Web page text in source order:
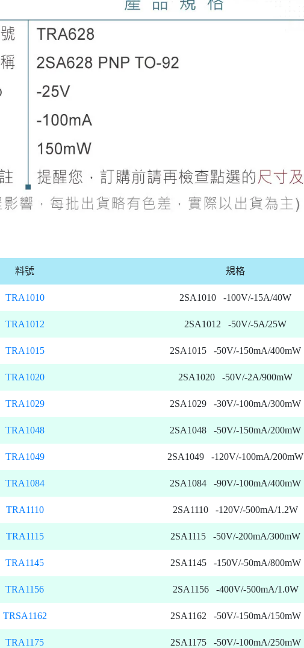
料號 規格
TRA1010 2SA1010 -100V/-15A/40W
TRA1012 2SA1012 -50V/-5A/25W
TRA1015 2SA1015 -50V/-150mA/400mW
TRA1020 2SA1020 -50V/-2A/900mW
TRA1029 2SA1029 -30V/-100mA/300mW
TRA1048 2SA1048 -50V/-150mA/200mW
TRA1049 2SA1049 -120V/-100mA/200mW
TRA1084 2SA1084 -90V/-100mA/400mW
TRA1110 2SA1110 -120V/-500mA/1.2W
TRA1115 2SA1115 -50V/-200mA/300mW
TRA1145 2SA1145 -150V/-50mA/800mW
TRA1156 2SA1156 -400V/-500mA/1.0W
TRSA1162 2SA1162 -50V/-150mA/150mW
TRA1175 2SA1175 -50V/-100mA/250mW